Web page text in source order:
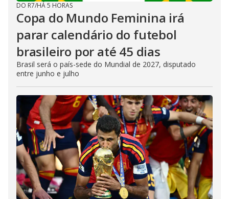
DO R7/HÁ 5 HORAS
Copa do Mundo Feminina irá
parar calendário do futebol
brasileiro por até 45 dias
Brasil será o país-sede do Mundial de 2027, disputado
entre junho e julho